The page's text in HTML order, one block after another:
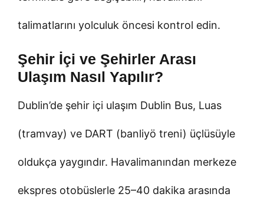
talimatlarını yolculuk öncesi kontrol edin.
Şehir İçi ve Şehirler Arası
Ulaşım Nasıl Yapılır?
Dublin’de şehir içi ulaşım Dublin Bus, Luas
(tramvay) ve DART (banliyö treni) üçlüsüyle
oldukça yaygındır. Havalimanından merkeze
ekspres otobüslerle 25–40 dakika arasında